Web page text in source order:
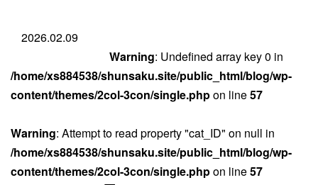
2026.02.09
Warning: Undefined array key 0 in
/home/xs884538/shunsaku.site/public_html/blog/wp-
content/themes/2col-3con/single.phpon line57
Warning: Attempt to read property "cat_ID" on null in
/home/xs884538/shunsaku.site/public_html/blog/wp-
content/themes/2col-3con/single.phpon line57